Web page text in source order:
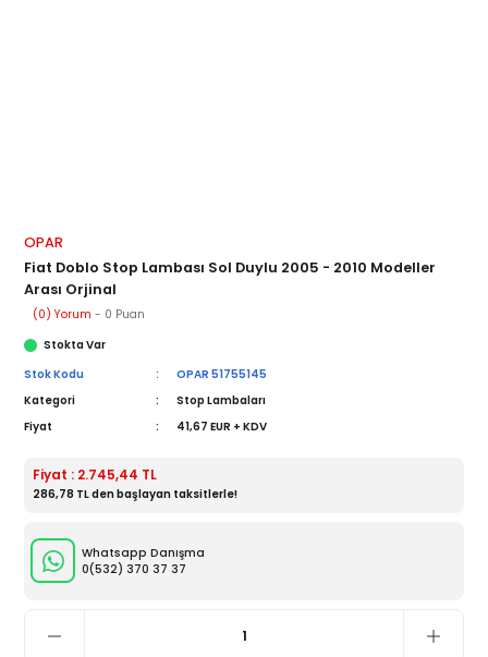
OPAR
Fiat Doblo Stop Lambası Sol Duylu 2005 - 2010 Modeller
Arası Orjinal
(0) Yorum - 0 Puan
Stokta Var
Stok Kodu
OPAR 51755145
Kategori
Stop Lambaları
Fiyat
41,67 EUR + KDV
Fiyat : 2.745,44 TL
286,78 TL den başlayan taksitlerle!
Whatsapp Danışma
0(532) 370 37 37